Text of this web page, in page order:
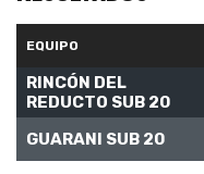
EQUIPO
RINCÓN DEL
REDUCTO SUB 20
GUARANI SUB 20